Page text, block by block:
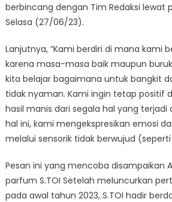
berbincang dengan Tim Redaksi lewat
Selasa (27/06/23).
Lanjutnya, “Kami berdiri di mana kami
karena masa-masa baik maupun
kita belajar bagaimana untuk bangkit
tidak nyaman. Kami ingin tetap positif
hasil manis dari segala hal yang terjadi
hal ini, kami mengekspresikan emosi
melalui sensorik tidak berwujud
Pesan ini yang mencoba disampaikan
parfum S.TOI Setelah meluncurkan
pada awal tahun 2023, S.TOI hadir